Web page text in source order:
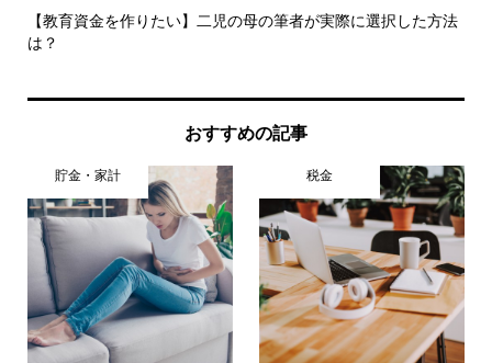
【教育資金を作りたい】二児の母の筆者が実際に選択した方法
は？
おすすめの記事
貯金・家計 税金